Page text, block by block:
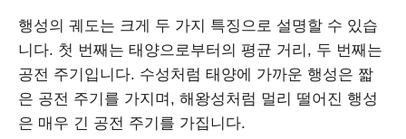
행성의 궤도는 크게 두 가지 특징으로 설명할 수 있습
니다. 첫 번째는 태양으로부터의 평균 거리, 두 번째는
공전 주기입니다. 수성처럼 태양에 가까운 행성은 짧
은 공전 주기를 가지며, 해왕성처럼 멀리 떨어진 행성
은 매우 긴 공전 주기를 가집니다.